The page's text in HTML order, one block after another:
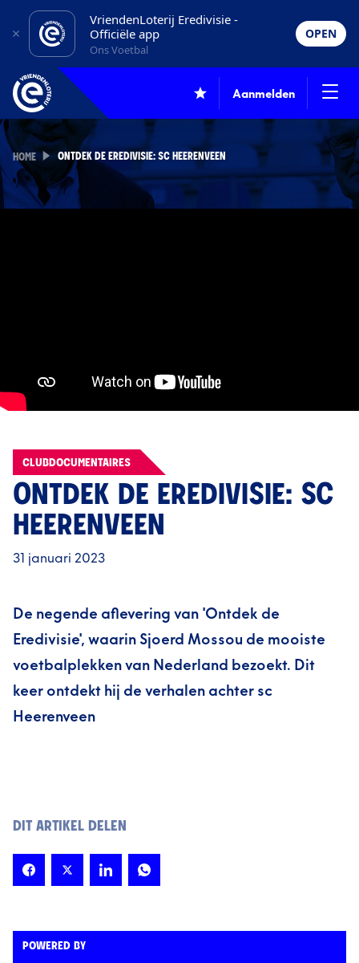
VriendenLoterij Eredivisie -
Officiële app
Ons Voetbal
OPEN
Aanmelden
HOME ONTDEK DE EREDIVISIE: SC HEERENVEEN
CLUBDOCUMENTAIRES
ONTDEK DE EREDIVISIE: SC
HEERENVEEN
31 januari 2023
De negende aflevering van 'Ontdek de
Eredivisie', waarin Sjoerd Mossou de mooiste
voetbalplekken van Nederland bezoekt. Dit
keer ontdekt hij de verhalen achter sc
Heerenveen
DIT ARTIKEL DELEN
POWERED BY